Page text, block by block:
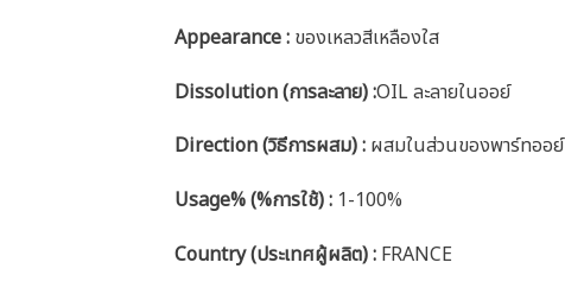
Appearance : ของเหลวสีเหลืองใส
Dissolution (การละลาย) :OIL ละลายในออย์
Direction (วิธีการผสม) : ผสมในส่วนของพาร์ทออย์
Usage% (%การใช้) : 1-100%
Country (ประเทศผู้ผลิต) : FRANCE